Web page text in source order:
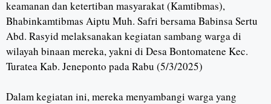
keamanan dan ketertiban masyarakat (Kamtibmas),
Bhabinkamtibmas Aiptu Muh. Safri bersama Babinsa Sertu
Abd. Rasyid melaksanakan kegiatan sambang warga di
wilayah binaan mereka, yakni di Desa Bontomatene Kec.
Turatea Kab. Jeneponto pada Rabu (5/3/2025)
Dalam kegiatan ini, mereka menyambangi warga yang